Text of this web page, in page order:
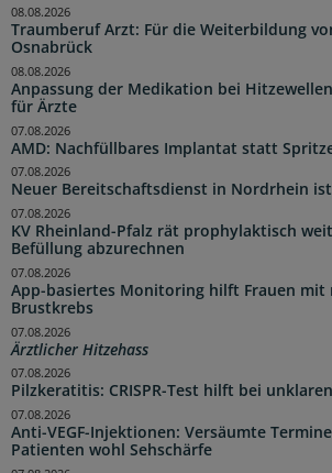
Traumberuf Arzt: Für die Weiterbildung
Osnabrück
08.08.2026
Anpassung der Medikation bei
für Ärzte
08.08.2026
AMD: Nachfüllbares Implantat statt
07.08.2026
Neuer Bereitschaftsdienst in Nordrhein ist
07.08.2026
KV Rheinland-Pfalz rät prophylaktisch
Befüllung abzurechnen
07.08.2026
App-basiertes Monitoring hilft Frauen mit
Brustkrebs
07.08.2026
Ärztlicher Hitzehass
07.08.2026
Pilzkeratitis: CRISPR-Test hilft bei
07.08.2026
Anti-VEGF-Injektionen: Versäumte
Patienten wohl Sehschärfe
07.08.2026